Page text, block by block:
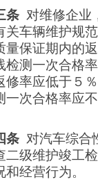
条 对维修企业
关车辆维护规
量保证期内的
检测一次合格
修率应低于５
一次合格率应
条 对汽车综合
二级维护竣工
经营行为。